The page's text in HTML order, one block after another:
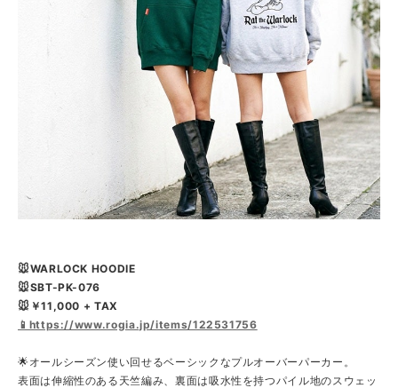
🐭WARLOCK HOODIE
🐭SBT-PK-076
🐭￥11,000 + TAX
📱https://www.rogia.jp/items/122531756
🌟オールシーズン使い回せるベーシックなプルオーバーパーカー。
表面は伸縮性のある天竺編み、裏面は吸水性を持つパイル地のスウェッ